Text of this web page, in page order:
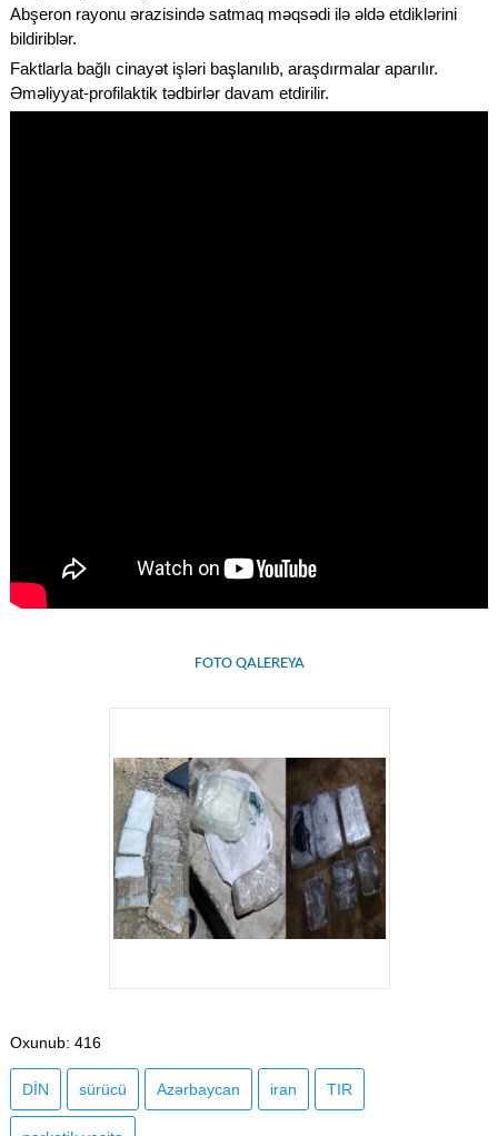
Abşeron rayonu ərazisində satmaq məqsədi ilə əldə etdiklərini
bildiriblər.
Faktlarla bağlı cinayət işləri başlanılıb, araşdırmalar aparılır.
Əməliyyat-profilaktik tədbirlər davam etdirilir.
FOTO QALEREYA
Oxunub: 416
DİN sürücü Azərbaycan iran TIR